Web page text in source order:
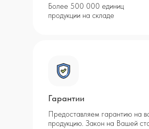
Более 500 000 единиц
продукции на складе
Гарантии
Предоставляем гарантию на
продукцию. Закон на Вашей